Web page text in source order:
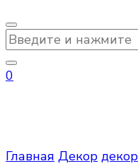
Ищите
что-
то?
0
Главная Декор